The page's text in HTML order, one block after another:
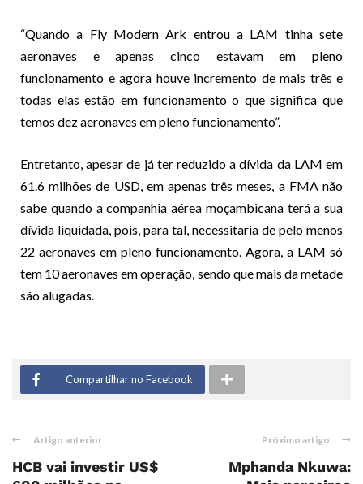
“Quando a Fly Modern Ark entrou a LAM tinha sete
aeronaves e apenas cinco estavam em pleno
funcionamento e agora houve incremento de mais três e
todas elas estão em funcionamento o que significa que
temos dez aeronaves em pleno funcionamento”.
Entretanto, apesar de já ter reduzido a dívida da LAM em
61.6 milhões de USD, em apenas três meses, a FMA não
sabe quando a companhia aérea moçambicana terá a sua
dívida liquidada, pois, para tal, necessitaria de pelo menos
22 aeronaves em pleno funcionamento. Agora, a LAM só
tem 10 aeronaves em operação, sendo que mais da metade
são alugadas.
Compartilhar no Facebook
Artigo anterior
HCB vai investir US$
Próximo artigo
Mphanda Nkuwa: